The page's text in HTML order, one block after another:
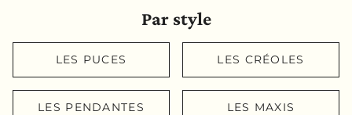
Par style
LES PUCES LES CRÉOLES
LES PENDANTES LES MAXIS